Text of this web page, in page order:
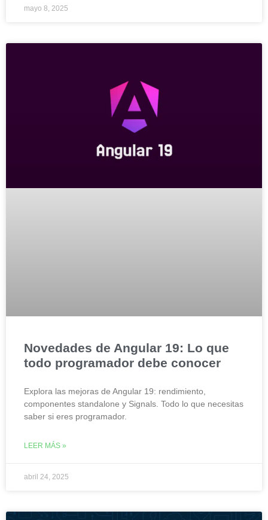
mayo 8, 2025
Novedades de Angular 19: Lo que
todo programador debe conocer
Explora las mejoras de Angular 19: rendimiento,
componentes standalone y Signals. Todo lo que necesitas
saber si eres programador.
LEER MÁS »
abril 24, 2025